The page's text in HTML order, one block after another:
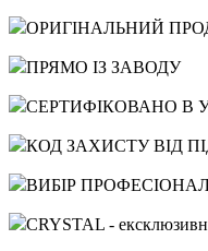
ОРИГІНАЛЬНИЙ
ПРЯМО ІЗ ЗАВОДУ
СЕРТИФІКОВАНО В
КОД ЗАХИСТУ ВІД
ВИБІР
CRYSTAL -